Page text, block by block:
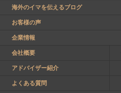
海外のイマを伝えるブログ
お客様の声
企業情報
会社概要
アドバイザー紹介
よくある質問